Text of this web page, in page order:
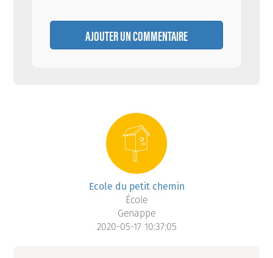
AJOUTER UN COMMENTAIRE
Ecole du petit chemin
École
Genappe
2020-05-17 10:37:05